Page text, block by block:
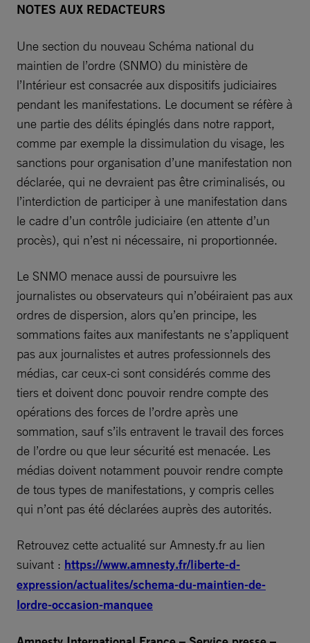
NOTES AUX REDACTEURS
Une section du nouveau Schéma national du
maintien de l’ordre (SNMO) du ministère de
l’Intérieur est consacrée aux dispositifs judiciaires
pendant les manifestations. Le document se réfère à
une partie des délits épinglés dans notre rapport,
comme par exemple la dissimulation du visage, les
sanctions pour organisation d’une manifestation non
déclarée, qui ne devraient pas être criminalisés, ou
l’interdiction de participer à une manifestation dans
le cadre d’un contrôle judiciaire (en attente d’un
procès), qui n’est ni nécessaire, ni proportionnée.
Le SNMO menace aussi de poursuivre les
journalistes ou observateurs qui n’obéiraient pas aux
ordres de dispersion, alors qu’en principe, les
sommations faites aux manifestants ne s’appliquent
pas aux journalistes et autres professionnels des
médias, car ceux-ci sont considérés comme des
tiers et doivent donc pouvoir rendre compte des
opérations des forces de l’ordre après une
sommation, sauf s’ils entravent le travail des forces
de l’ordre ou que leur sécurité est menacée. Les
médias doivent notamment pouvoir rendre compte
de tous types de manifestations, y compris celles
qui n’ont pas été déclarées auprès des autorités.
Retrouvez cette actualité sur Amnesty.fr au lien
suivant : https://www.amnesty.fr/liberte-d-
expression/actualites/schema-du-maintien-de-
lordre-occasion-manquee